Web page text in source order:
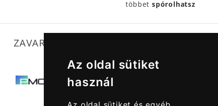
Az oldal sütiket
használ
többetspórolhatsz
ZAVARTALAN MŰKÖDÉSÜNKET SEGÍTIK